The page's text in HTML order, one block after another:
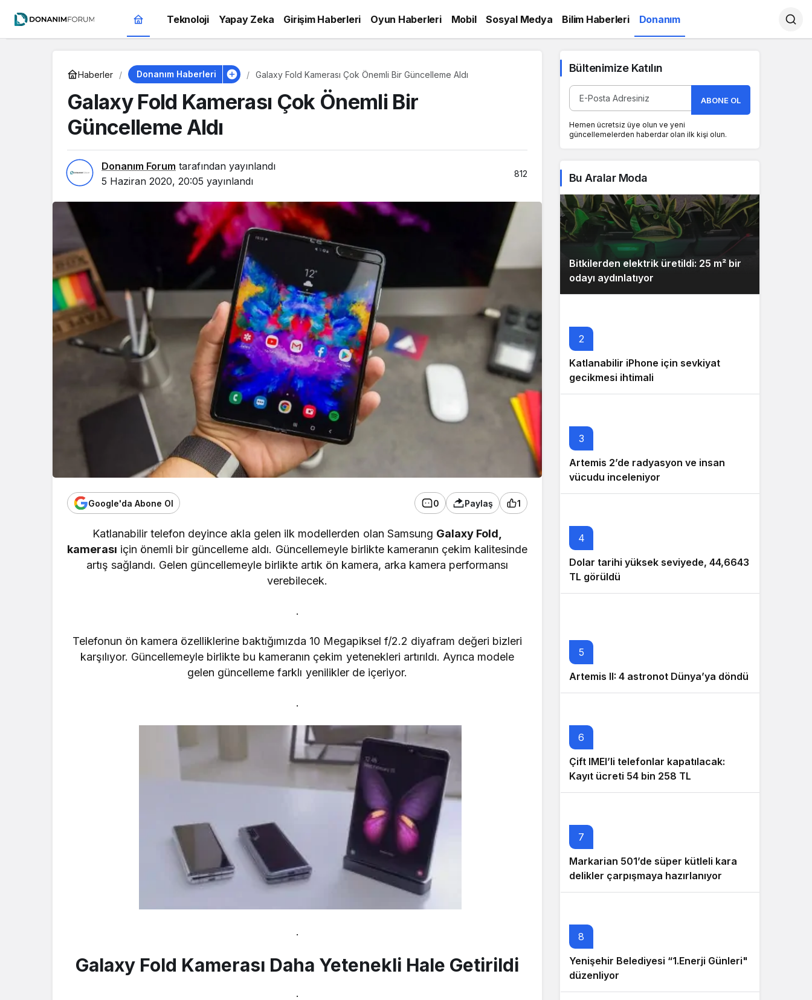
Teknoloji Yapay Zeka Girişim Haberleri Oyun Haberleri Mobil Sosyal Medya Bilim Haberleri Donanım
Haberler Donanım Haberleri Galaxy Fold Kamerası Çok Önemli Bir Güncelleme Aldı
Galaxy Fold Kamerası Çok Önemli Bir
Güncelleme Aldı
Donanım Forum tarafından yayınlandı
5 Haziran 2020, 20:05 yayınlandı
812
Google'da Abone Ol 0 Paylaş 1
Katlanabilir telefon deyince akla gelen ilk modellerden olan Samsung Galaxy Fold,
kamerası için önemli bir güncelleme aldı. Güncellemeyle birlikte kameranın çekim kalitesinde
artış sağlandı. Gelen güncellemeyle birlikte artık ön kamera, arka kamera performansı
verebilecek.
.
Telefonun ön kamera özelliklerine baktığımızda 10 Megapiksel f/2.2 diyafram değeri bizleri
karşılıyor. Güncellemeyle birlikte bu kameranın çekim yetenekleri artırıldı. Ayrıca modele
gelen güncelleme farklı yenilikler de içeriyor.
.
.
Galaxy Fold Kamerası Daha Yetenekli Hale Getirildi
.
Bültenimize Katılın
ABONE OL
Hemen ücretsiz üye olun ve yeni
güncellemelerden haberdar olan ilk kişi olun.
Bu Aralar Moda
Bitkilerden elektrik üretildi: 25 m² bir
odayı aydınlatıyor
2
Katlanabilir iPhone için sevkiyat
gecikmesi ihtimali
3
Artemis 2’de radyasyon ve insan
vücudu inceleniyor
4
Dolar tarihi yüksek seviyede, 44,6643
TL görüldü
5
Artemis II: 4 astronot Dünya’ya döndü
6
Çift IMEI’li telefonlar kapatılacak:
Kayıt ücreti 54 bin 258 TL
7
Markarian 501’de süper kütleli kara
delikler çarpışmaya hazırlanıyor
8
Yenişehir Belediyesi “1.Enerji Günleri"
düzenliyor